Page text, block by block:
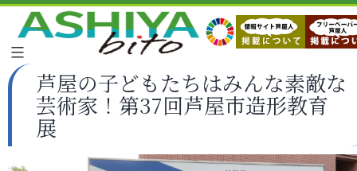
芦屋の子どもたちはみんな素敵な
芸術家！第37回芦屋市造形教育
展